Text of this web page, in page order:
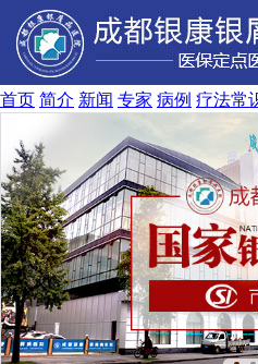
首页 简介 新闻 专家 病例 疗法常